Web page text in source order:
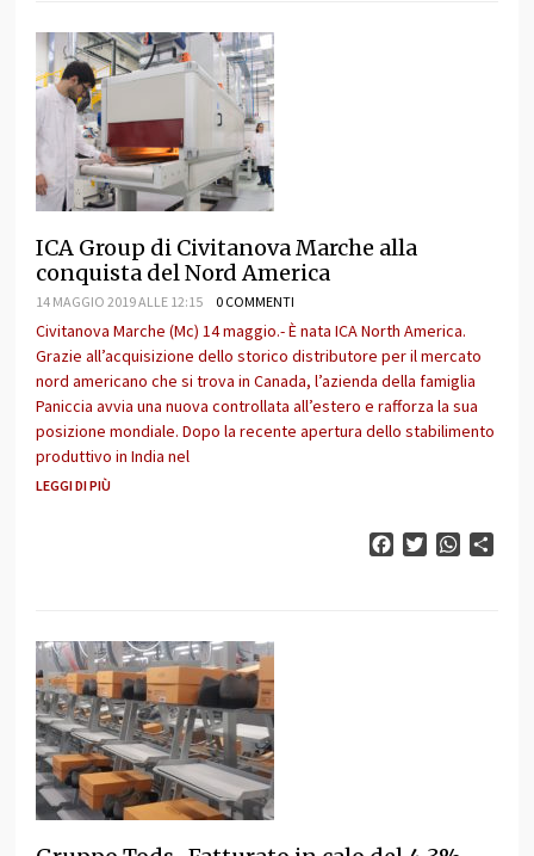
ICA Group di Civitanova Marche alla
conquista del Nord America
14 MAGGIO 2019 ALLE 12:15 0 COMMENTI
Civitanova Marche (Mc) 14 maggio.- È nata ICA North America.
Grazie all’acquisizione dello storico distributore per il mercato
nord americano che si trova in Canada, l’azienda della famiglia
Paniccia avvia una nuova controllata all’estero e rafforza la sua
posizione mondiale. Dopo la recente apertura dello stabilimento
produttivo in India nel
LEGGI DI PIÙ
FacebookTwitter